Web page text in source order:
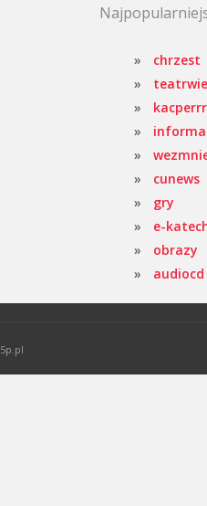
chrzest
cunews
gry
e-
obrazy
audiocd
5p.pl